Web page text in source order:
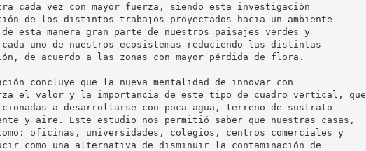
cada vez con mayor fuerza, siendo esta investigación
de los distintos trabajos proyectados hacia un ambiente
esta manera gran parte de nuestros paisajes verdes y
uno de nuestros ecosistemas reduciendo las distintas
de acuerdo a las zonas con mayor pérdida de flora.
concluye que la nueva mentalidad de innovar con
el valor y la importancia de este tipo de cuadro vertical, que
a desarrollarse con poca agua, terreno de sustrato
y aire. Este estudio nos permitió saber que nuestras casas,
oficinas, universidades, colegios, centros comerciales y
como una alternativa de disminuir la contaminación de